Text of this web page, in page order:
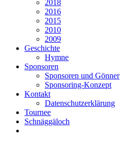
2018
2016
2015
2010
2009
Geschichte
Hymne
Sponsoren
Sponsoren und Gönner
Sponsoring-Konzept
Kontakt
Datenschutzerklärung
Tournee
Schnäggäloch